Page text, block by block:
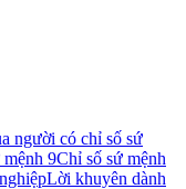
người có chỉ số sứ
9Chỉ số sứ mệnh
Lời khuyên dành